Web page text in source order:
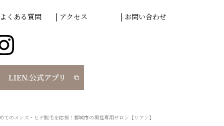
よくある質問 アクセス お問い合わせ
LIEN.公式アプリ
てのメンズ・ヒゲ脱毛を応援！都城市の男性専用サロン【リアン】